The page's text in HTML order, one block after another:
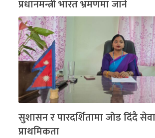
प्रधानमन्त्री भारत भ्रमणमा जाने
सुशासन र पारदर्शितामा जोड दिंदै
प्राथमिकता